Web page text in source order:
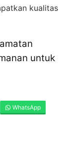
kualitas
untuk
WhatsApp